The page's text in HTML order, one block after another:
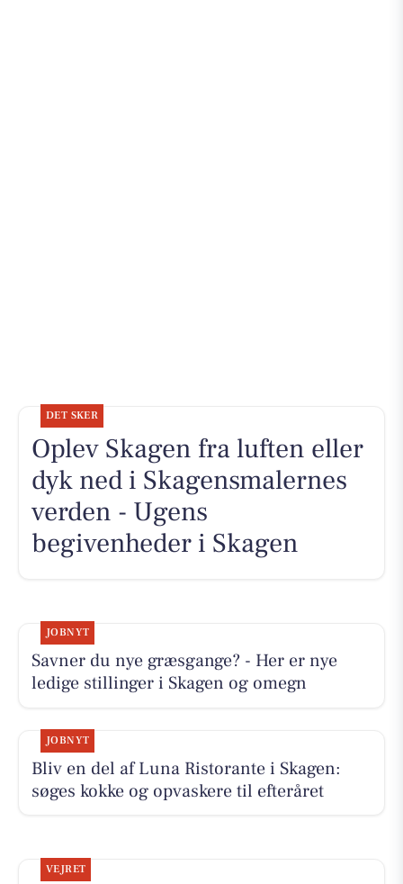
DET SKER
Oplev Skagen fra luften eller
dyk ned i Skagensmalernes
verden - Ugens
begivenheder i Skagen
JOBNYT
Savner du nye græsgange? - Her er nye
ledige stillinger i Skagen og omegn
JOBNYT
Bliv en del af Luna Ristorante i Skagen:
søges kokke og opvaskere til efteråret
VEJRET